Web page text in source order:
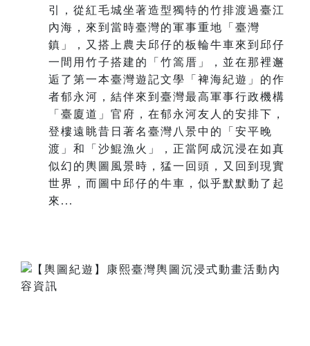
引，從紅毛城坐著造型獨特的竹排渡過臺江
內海，來到當時臺灣的軍事重地「臺灣
鎮」，又搭上農夫邱仔的板輪牛車來到邱仔
一間用竹子搭建的「竹篙厝」，並在那裡邂
逅了第一本臺灣遊記文學「裨海紀遊」的作
者郁永河，結伴來到臺灣最高軍事行政機構
「臺廈道」官府，在郁永河友人的安排下，
登樓遠眺昔日著名臺灣八景中的「安平晚
渡」和「沙鯤漁火」，正當阿成沉浸在如真
似幻的輿圖風景時，猛一回頭，又回到現實
世界，而圖中邱仔的牛車，似乎默默動了起
來...